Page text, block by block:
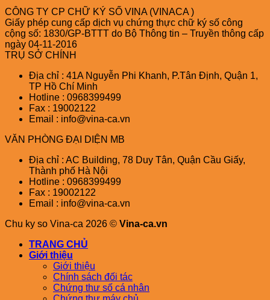
CÔNG TY CP CHỮ KÝ SỐ VINA (VINACA )
Giấy phép cung cấp dịch vụ chứng thực chữ ký số công
cộng số: 1830/GP-BTTT do Bộ Thông tin – Truyền thông cấp
ngày 04-11-2016
TRỤ SỞ CHÍNH
Địa chỉ : 41A Nguyễn Phi Khanh, P.Tân Định, Quận 1,
TP Hồ Chí Minh
Hotline : 0968399499
Fax : 19002122
Email : info@vina-ca.vn
VĂN PHÒNG ĐẠI DIỆN MB
Địa chỉ : AC Building, 78 Duy Tân, Quận Cầu Giấy,
Thành phố Hà Nội
Hotline : 0968399499
Fax : 19002122
Email : info@vina-ca.vn
Chu ky so Vina-ca 2026 © Vina-ca.vn
TRANG CHỦ
Giới thiệu
Giới thiệu
Chính sách đối tác
Chứng thư số cá nhân